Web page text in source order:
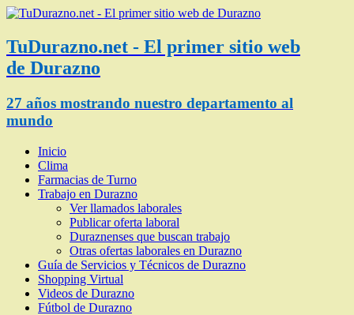
TuDurazno.net - El primer sitio web
de Durazno
27 años mostrando nuestro departamento al
mundo
Inicio
Clima
Farmacias de Turno
Trabajo en Durazno
Ver llamados laborales
Publicar oferta laboral
Duraznenses que buscan trabajo
Otras ofertas laborales en Durazno
Guía de Servicios y Técnicos de Durazno
Shopping Virtual
Videos de Durazno
Fútbol de Durazno